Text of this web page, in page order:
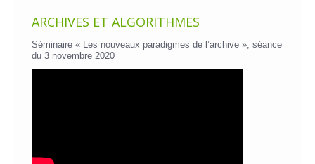
ARCHIVES ET ALGORITHMES
Séminaire « Les nouveaux paradigmes de l’archive », séance
du 3 novembre 2020